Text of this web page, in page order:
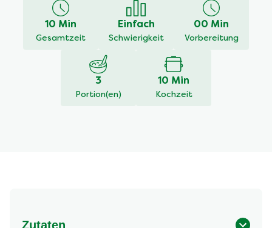
abgegeben10 Min
Gesamtzeit
Einfach
Schwierigkeit
00 Min
Vorbereitung
3
Portion(en)
10 Min
Kochzeit
Zutaten